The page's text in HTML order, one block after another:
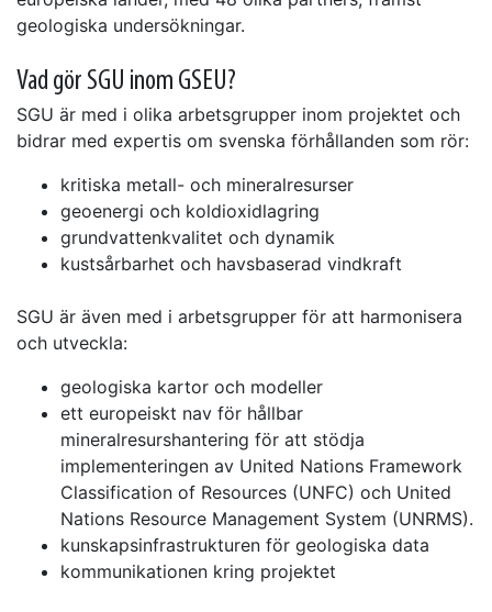
geologiska undersökningar.
Vad gör SGU inom GSEU?
SGU är med i olika arbetsgrupper inom projektet och
bidrar med expertis om svenska förhållanden som rör:
kritiska metall- och mineralresurser
geoenergi och koldioxidlagring
grundvattenkvalitet och dynamik
kustsårbarhet och havsbaserad vindkraft
SGU är även med i arbetsgrupper för att harmonisera
och utveckla:
geologiska kartor och modeller
ett europeiskt nav för hållbar
mineralresurshantering för att stödja
implementeringen av United Nations Framework
Classification of Resources (UNFC) och United
Nations Resource Management System (UNRMS).
kunskapsinfrastrukturen för geologiska data
kommunikationen kring projektet